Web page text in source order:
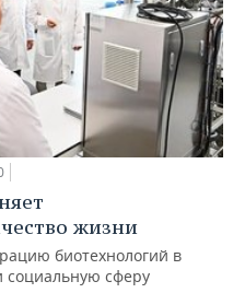
жизни
биотехнологий в
социальную сферу